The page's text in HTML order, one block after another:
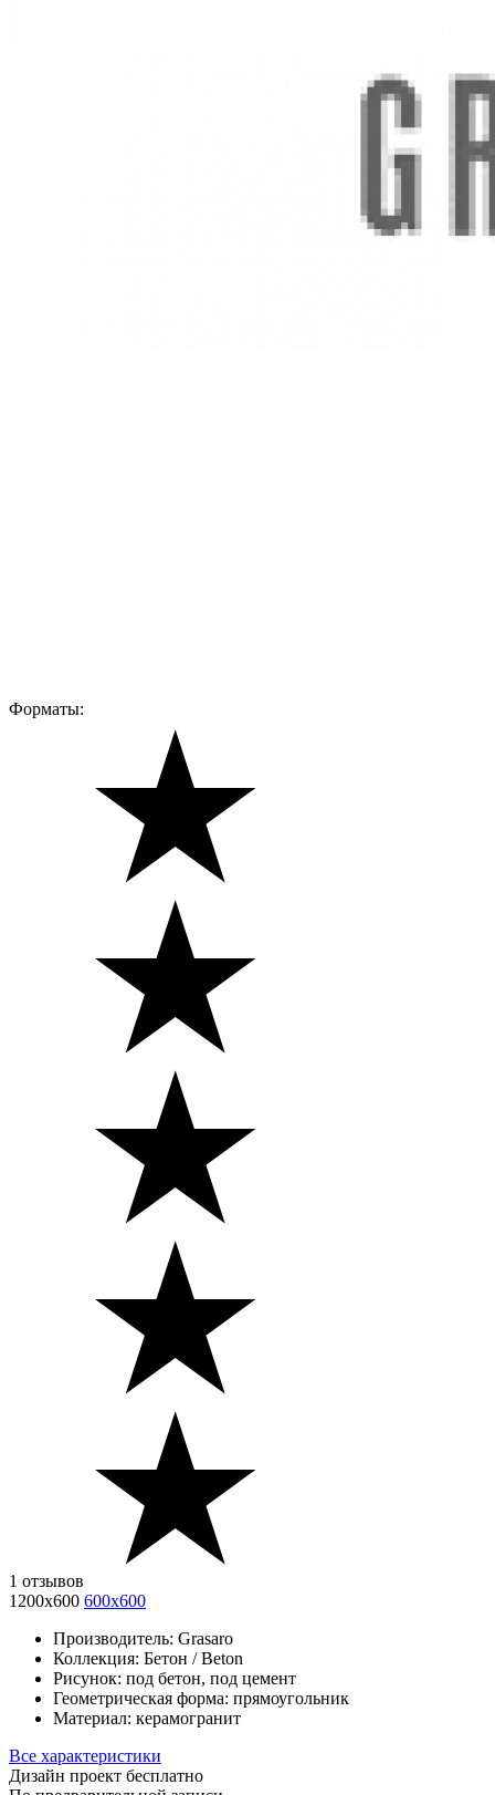
Форматы:
1 отзывов
1200x600 600x600
Производитель: Grasaro
Коллекция: Бетон / Beton
Рисунок: под бетон, под цемент
Геометрическая форма: прямоугольник
Материал: керамогранит
Все характеристики
Дизайн проект бесплатно